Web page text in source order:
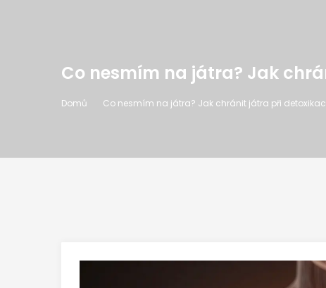
Co nesmím na játra? Jak
Domů Co nesmím na játra? Jak chránit játra při